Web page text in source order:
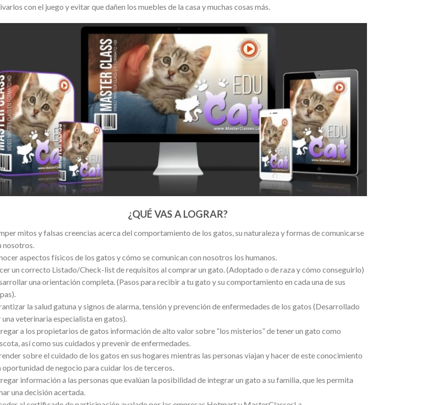
con el juego y evitar que dañen los muebles de la casa y muchas cosas más.
¿QUÉ VAS A LOGRAR?
mitos y falsas creencias acerca del comportamiento de los gatos, su naturaleza y formas de comunicarse
nosotros.
aspectos físicos de los gatos y cómo se comunican con nosotros los humanos.
un correcto Listado/Check-list de requisitos al comprar un gato. (Adoptado o de raza y cómo conseguirlo)
una orientación completa. (Pasos para recibir a tu gato y su comportamiento en cada una de sus
la salud gatuna y signos de alarma, tensión y prevención de enfermedades de los gatos (Desarrollado
una veterinaria especialista en gatos).
a los propietarios de gatos información de alto valor sobre “los misterios” de tener un gato como
así como sus cuidados y prevenir de enfermedades.
sobre el cuidado de los gatos en sus hogares mientras las personas viajan y hacer de este conocimiento
oportunidad de negocio para cuidar los de terceros.
información a las personas que evalúan la posibilidad de integrar un gato a su familia, que les permita
una decisión acertada.